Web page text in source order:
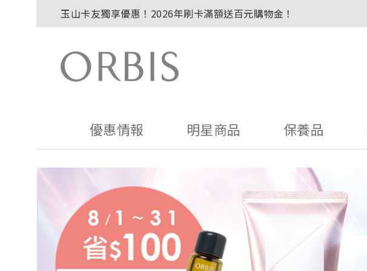
玉山卡友獨享優惠！2026年刷卡滿額送百元購物金！
2027年清新會員募集開跑！
贈品贈畢公告：ORBIS大理石紋午茶杯
贈品贈畢公告：ORBIS針織手提袋
優惠情報 明星商品 保養品